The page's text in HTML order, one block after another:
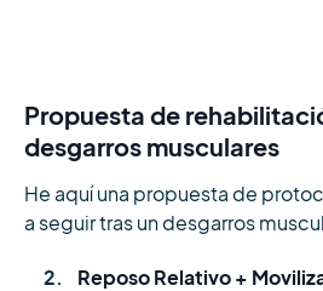
Propuesta de
desgarros musculares
He aquí una propuesta de
a seguir tras un desgarros
Reposo Relativo +